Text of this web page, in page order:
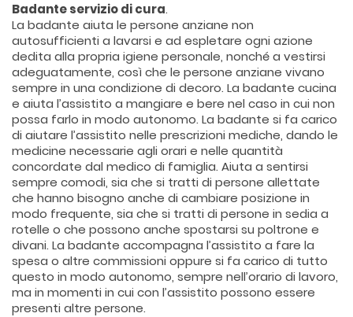
Badante servizio di cura.
La badante aiuta le persone anziane non
autosufficienti a lavarsi e ad espletare ogni azione
dedita alla propria igiene personale, nonché a vestirsi
adeguatamente, così che le persone anziane vivano
sempre in una condizione di decoro. La badante cucina
e aiuta l’assistito a mangiare e bere nel caso in cui non
possa farlo in modo autonomo. La badante si fa carico
di aiutare l’assistito nelle prescrizioni mediche, dando le
medicine necessarie agli orari e nelle quantità
concordate dal medico di famiglia. Aiuta a sentirsi
sempre comodi, sia che si tratti di persone allettate
che hanno bisogno anche di cambiare posizione in
modo frequente, sia che si tratti di persone in sedia a
rotelle o che possono anche spostarsi su poltrone e
divani. La badante accompagna l’assistito a fare la
spesa o altre commissioni oppure si fa carico di tutto
questo in modo autonomo, sempre nell’orario di lavoro,
ma in momenti in cui con l’assistito possono essere
presenti altre persone.